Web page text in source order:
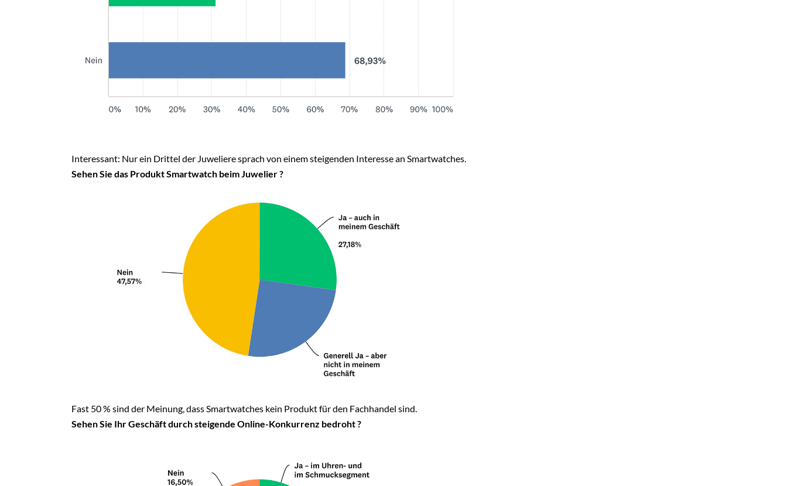
Interessant: Nur ein Drittel der Juweliere sprach von einem steigenden Interesse an Smartwatches.
Sehen Sie das Produkt Smartwatch beim Juwelier ?
Fast 50 % sind der Meinung, dass Smartwatches kein Produkt für den Fachhandel sind.
Sehen Sie Ihr Geschäft durch steigende Online-Konkurrenz bedroht ?